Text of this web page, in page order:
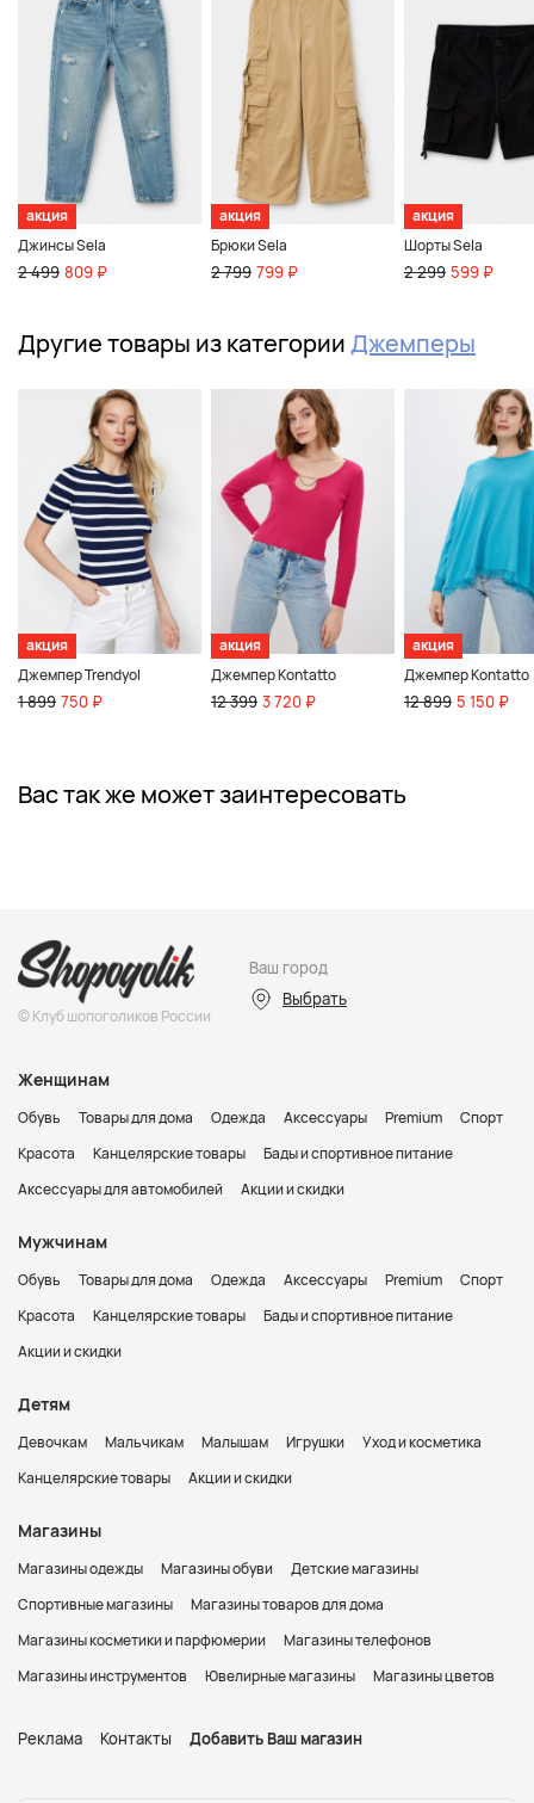
акция
Джинсы Sela
2 499 809 ₽
акция
Брюки Sela
2 799 799 ₽
акция
Шорты Sela
2 299 599 ₽
Другие товары из категорииДжемперы
акция
Джемпер Trendyol
1 899 750 ₽
акция
Джемпер Kontatto
12 399 3 720 ₽
акция
Джемпер Kontatto
12 899 5 150 ₽
Вас так же может заинтересовать
© Клуб шопоголиков России
Ваш город
Выбрать
Женщинам
Обувь Товары для дома Одежда Аксессуары Premium
Спорт
Красота
Канцелярские товары
Бады и спортивное питание
Аксессуары для автомобилей
Акции и скидки
Мужчинам
Обувь Товары для дома Одежда Аксессуары Premium
Спорт
Красота
Канцелярские товары
Бады и спортивное питание
Акции и скидки
Детям
Девочкам Мальчикам Малышам Игрушки
Уход и косметика
Канцелярские товары
Акции и скидки
Магазины
Магазины одежды Магазины обуви
Детские магазины
Спортивные магазины
Магазины товаров для дома
Магазины косметики и парфюмерии
Магазины телефонов
Магазины инструментов
Ювелирные магазины Магазины цветов
Реклама Контакты Добавить Ваш магазин